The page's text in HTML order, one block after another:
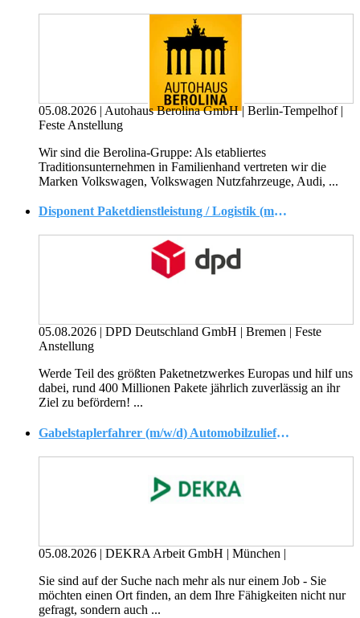
05.08.2026 | Autohaus Berolina GmbH| Berlin-Tempelhof |
Feste Anstellung
Wir sind die Berolina-Gruppe: Als etabliertes
Traditionsunternehmen in Familienhand vertreten wir die
Marken Volkswagen, Volkswagen Nutzfahrzeuge, Audi, ...
Disponent Paketdienstleistung / Logistik (m/w/d)
05.08.2026 | DPD Deutschland GmbH | Bremen | Feste
Anstellung
Werde Teil des größten Paketnetzwerkes Europas und hilf uns
dabei, rund 400 Millionen Pakete jährlich zuverlässig an ihr
Ziel zu befördern! ...
Gabelstaplerfahrer (m/w/d) Automobilzulieferer
05.08.2026 | DEKRA Arbeit GmbH | München |
Sie sind auf der Suche nach mehr als nur einem Job - Sie
möchten einen Ort finden, an dem Ihre Fähigkeiten nicht nur
gefragt, sondern auch ...